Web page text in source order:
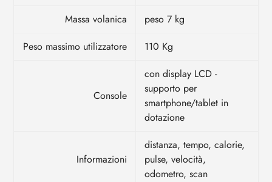
Massa volanica
peso 7 kg
Peso massimo utilizzatore
110 Kg
Console
con display LCD -
supporto per
smartphone/tablet in
dotazione
Informazioni
distanza, tempo, calorie,
pulse, velocità,
odometro, scan